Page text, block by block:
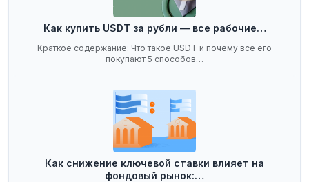
Как купить USDT за рубли — все рабочие…
Краткое содержание: Что такое USDT и почему все его
покупают 5 способов…
Как снижение ключевой ставки влияет на
фондовый рынок:…